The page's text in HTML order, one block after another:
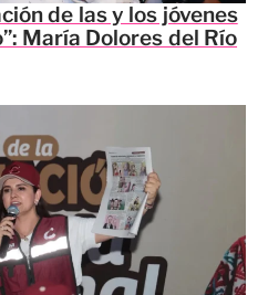
de las y los jóvenes
María Dolores del Río